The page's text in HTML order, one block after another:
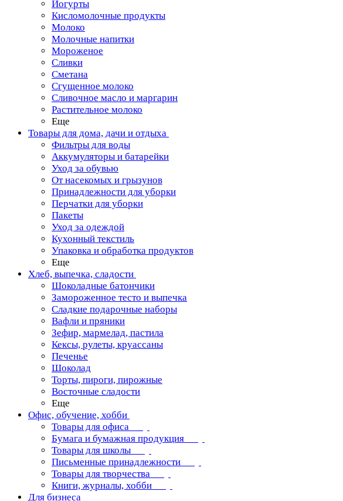
Йогурты
Кисломолочные продукты
Молоко
Молочные напитки
Мороженое
Сливки
Сметана
Сгущенное молоко
Сливочное масло и маргарин
Растительное молоко
Еще
Товары для дома, дачи и отдыха
Фильтры для воды
Аккумуляторы и батарейки
Уход за обувью
От насекомых и грызунов
Принадлежности для уборки
Перчатки для уборки
Пакеты
Уход за одеждой
Кухонный текстиль
Упаковка и обработка продуктов
Еще
Хлеб, выпечка, сладости
Шоколадные батончики
Замороженное тесто и выпечка
Сладкие подарочные наборы
Вафли и пряники
Зефир, мармелад, пастила
Кексы, рулеты, круассаны
Печенье
Шоколад
Торты, пироги, пирожные
Восточные сладости
Еще
Офис, обучение, хобби
Товары для офиса
Бумага и бумажная продукция
Товары для школы
Письменные принадлежности
Товары для творчества
Книги, журналы, хобби
Для бизнеса